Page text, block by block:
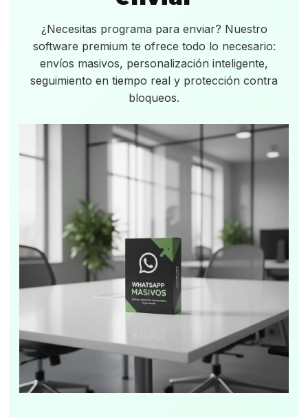
¿Necesitas programa para enviar? Nuestro
software premium te ofrece todo lo necesario:
envíos masivos, personalización inteligente,
seguimiento en tiempo real y protección contra
bloqueos.